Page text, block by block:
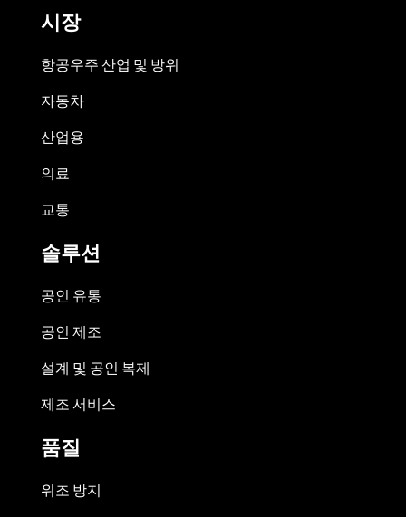
시장
항공우주 산업 및 방위
자동차
산업용
의료
교통
솔루션
공인 유통
공인 제조
설계 및 공인 복제
제조 서비스
품질
위조 방지